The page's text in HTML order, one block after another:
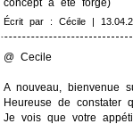
Écrit par : Cécile |
@ Cecile
A nouveau, bienvenue
Heureuse de constater
Je vois que votre